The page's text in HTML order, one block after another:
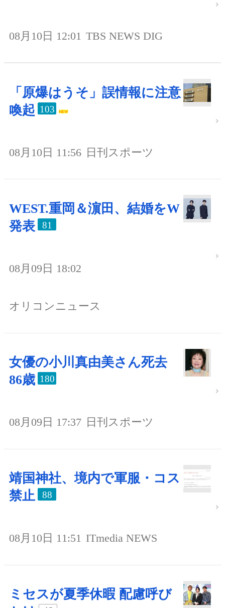
08月10日 12:01 TBS NEWS DIG
「原爆はうそ」誤情報に注意
喚起 103
08月10日 11:56 日刊スポーツ
WEST.重岡＆濵田、結婚をW
発表
81
08月09日 18:02
オリコンニュース
女優の小川真由美さん死去
86歳 180
08月09日 17:37 日刊スポーツ
靖国神社、境内で軍服・コス
禁止
88
08月10日 11:51 ITmedia NEWS
ミセスが夏季休暇 配慮呼び